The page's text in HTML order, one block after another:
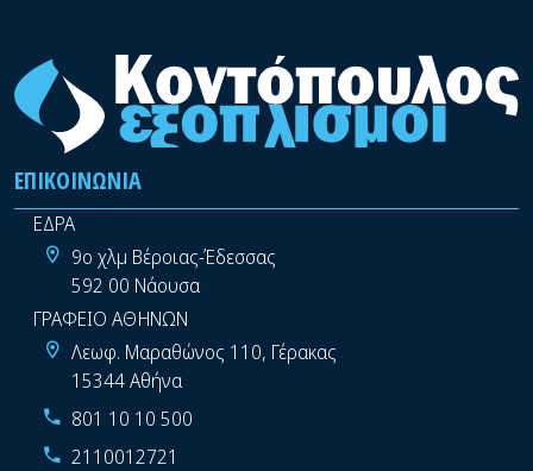
ΕΠΙΚΟΙΝΩΝΊΑ
ΕΔΡΑ
9ο χλμ Βέροιας-Έδεσσας
592 00 Νάουσα
ΓΡΑΦΕΙΟ ΑΘΗΝΩΝ
Λεωφ. Μαραθώνος 110, Γέρακας
15344 Αθήνα
801 10 10 500
2110012721